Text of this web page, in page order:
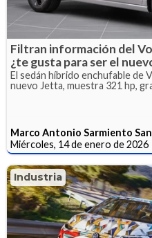
Filtran información del
¿te gusta para ser el
El sedán híbrido enchufable de
nuevo Jetta, muestra 321 hp,
Marco Antonio Sarmiento
Miércoles, 14 de enero de 2026
Industria